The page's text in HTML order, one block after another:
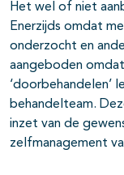
Het wel of niet
Enerzijds omdat
onderzocht en
aangeboden
‘doorbehandelen’
behandelteam.
inzet van de
zelfmanagement